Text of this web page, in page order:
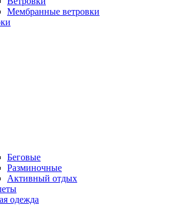
Мембранные ветровки
Беговые
Разминочные
Активный отдых
одежда